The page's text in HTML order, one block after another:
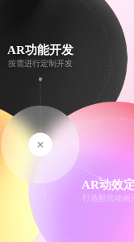
AR功能开发
按需进行定制开发
AR动效
打造酷炫动画